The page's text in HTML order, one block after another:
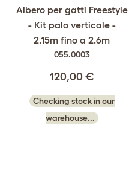
Albero per gatti Freestyle
- Kit palo verticale -
2.15m fino a 2.6m
055.0003
120,00 €
Checking stock in our
warehouse...